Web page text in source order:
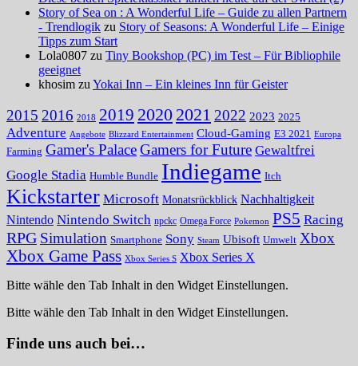
Story of Sea on : A Wonderful Life – Guide zu allen Partnern
- Trendlogik zu Story of Seasons: A Wonderful Life – Einige
Tipps zum Start
Lola0807 zu Tiny Bookshop (PC) im Test – Für Bibliophile
geeignet
khosim zu Yokai Inn – Ein kleines Inn für Geister
2015 2016 2018 2019 2020 2021 2022 2023 2025
Adventure Angebote Blizzard Entertainment Cloud-Gaming E3 2021 Europa
Farming Gamer's PalaceGamers for Future Gewaltfrei
Google Stadia Humble Bundle Indiegame Itch
Kickstarter Microsoft Monatsrückblick Nachhaltigkeit
Nintendo Nintendo Switch npckc Omega Force Pokemon PS5 Racing
RPG Simulation Smartphone Sony Steam Ubisoft Umwelt Xbox
Xbox Game Pass Xbox Series S Xbox Series X
Bitte wähle den Tab Inhalt in den Widget Einstellungen.
Bitte wähle den Tab Inhalt in den Widget Einstellungen.
Finde uns auch bei…